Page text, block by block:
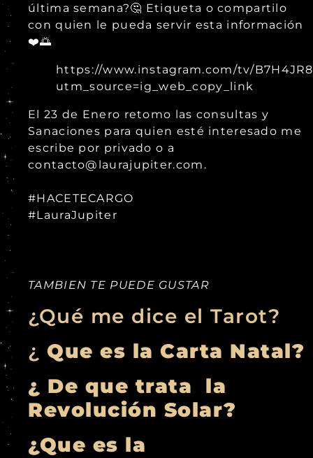
última semana?🤔 Etiqueta o compartilo
con quien le pueda servir esta información
❤️🌅
https://www.instagram.com/tv/
utm_source=ig_web_copy_link
El 23 de Enero retomo las consultas y
Sanaciones para quien esté interesado me
escribe por privado o a
contacto@laurajupiter.com.
#HACETECARGO
#LauraJupiter
TAMBIEN TE PUEDE GUSTAR
¿Qué me dice el Tarot?
¿ Que es la Carta Natal?
¿ De que trata la
Revolución Solar?
¿Que es la